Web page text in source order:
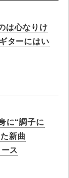
は心なりけ
ターにはい
に“調子に
新曲
ス